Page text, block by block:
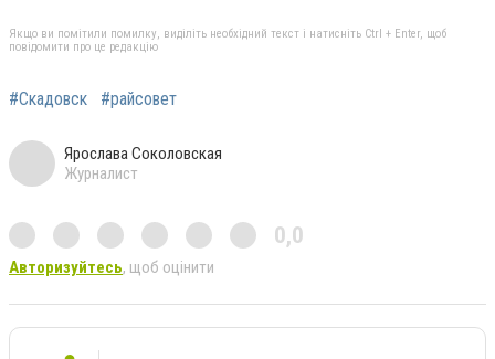
Якщо ви помітили помилку, виділіть необхідний текст і натисніть Ctrl + Enter, щоб
повідомити про це редакцію
#Скадовск #райсовет
Ярослава Соколовская
Журналист
0,0
Авторизуйтесь, щоб оцінити